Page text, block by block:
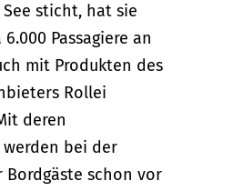
sticht, hat sie
Passagiere an
mit Produkten des
Rollei
deren
bei der
Bordgäste schon vor